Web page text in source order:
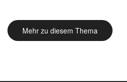
Mehr zu diesem Thema